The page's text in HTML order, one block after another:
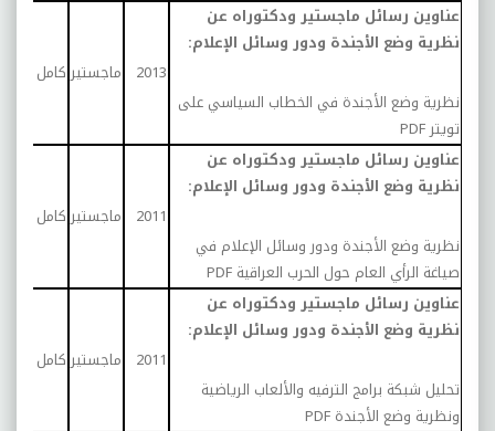
عناوين رسائل ماجستير ودكتوراه عن
نظرية وضع الأجندة ودور وسائل الإعلام:
نظرية وضع الأجندة في الخطاب السياسي على
تويتر PDF
2013 ماجستير كامل
عناوين رسائل ماجستير ودكتوراه عن
نظرية وضع الأجندة ودور وسائل الإعلام:
نظرية وضع الأجندة ودور وسائل الإعلام في
صياغة الرأي العام حول الحرب العراقية PDF
2011 ماجستير كامل
عناوين رسائل ماجستير ودكتوراه عن
نظرية وضع الأجندة ودور وسائل الإعلام:
تحليل شبكة برامج الترفيه والألعاب الرياضية
ونظرية وضع الأجندة PDF
2011 ماجستير كامل